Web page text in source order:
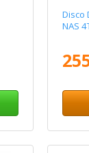
Disco
NAS